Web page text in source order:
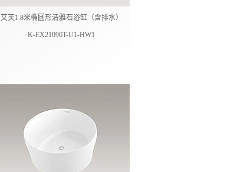
艾芙1.8米椭圆形清雅石浴缸（含排水）​
K-EX21096T-U1-HW1